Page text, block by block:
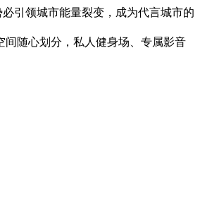
引领城市能量裂变，成为代言城市的
随心划分，私人健身场、专属影音